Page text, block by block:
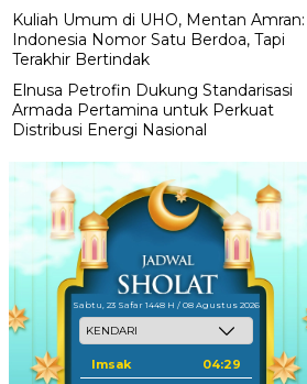
Kuliah Umum di UHO, Mentan Amran:
Indonesia Nomor Satu Berdoa, Tapi
Terakhir Bertindak
Elnusa Petrofin Dukung Standarisasi
Armada Pertamina untuk Perkuat
Distribusi Energi Nasional
Sabtu, 23 Safar 1448 H / 08 Agustus 2026
Imsak 04:29